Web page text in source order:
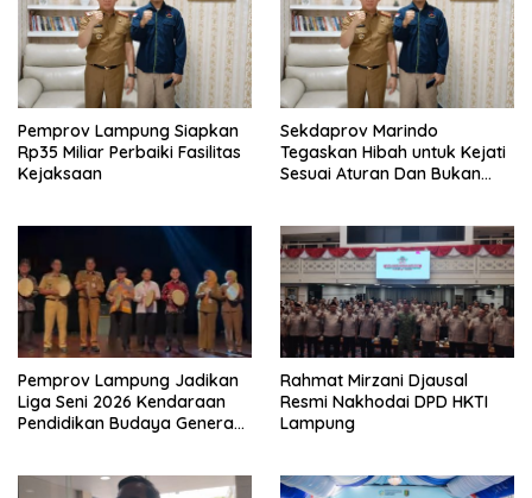
Pemprov Lampung Siapkan
Rp35 Miliar Perbaiki Fasilitas
Kejaksaan
Sekdaprov Marindo
Tegaskan Hibah untuk Kejati
Sesuai Aturan Dan Bukan
Pemprov Lampung Jadikan
Liga Seni 2026 Kendaraan
Pendidikan Budaya Generasi
Rahmat Mirzani Djausal
Resmi Nakhodai DPD HKTI
Lampung